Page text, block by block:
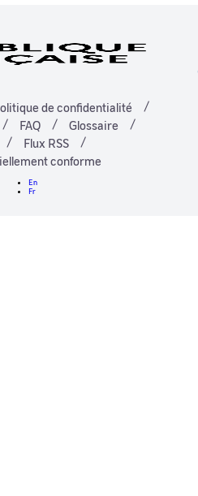
de confidentialité
FAQ
Glossaire
Flux RSS
conforme
En
Fr